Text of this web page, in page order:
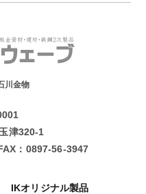
川金物
津320-1
： 0897-56-3947
IKオリジナル製品